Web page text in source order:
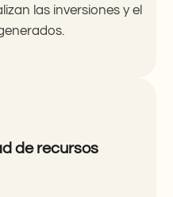
las inversiones y el
de recursos